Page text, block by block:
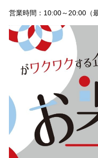
営業時間：10:00～20:00（